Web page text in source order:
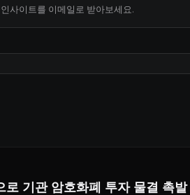
사이트를 이메일로 받아보세요.
로 기관 암호화폐 투자 물결 촉발